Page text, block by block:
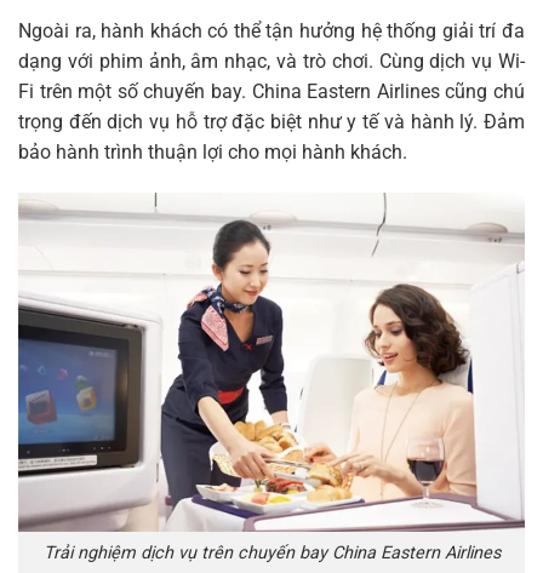
Ngoài ra, hành khách có thể tận hưởng hệ thống giải trí đa
dạng với phim ảnh, âm nhạc, và trò chơi. Cùng dịch vụ Wi-
Fi trên một số chuyến bay. China Eastern Airlines cũng chú
trọng đến dịch vụ hỗ trợ đặc biệt như y tế và hành lý. Đảm
bảo hành trình thuận lợi cho mọi hành khách.
Trải nghiệm dịch vụ trên chuyến bay China Eastern Airlines